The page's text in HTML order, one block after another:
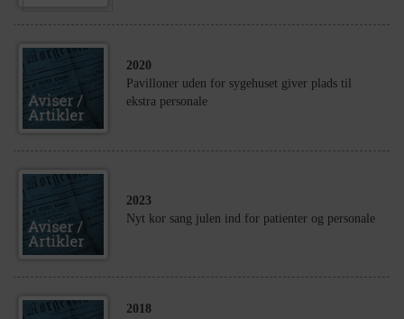
2020
Pavilloner uden for sygehuset giver plads til
ekstra personale
2023
Nyt kor sang julen ind for patienter og personale
2018